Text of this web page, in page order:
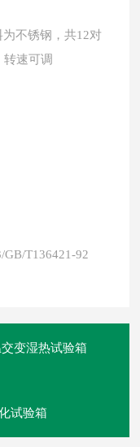
不锈钢，共12对
速可调
GB/T136421-92
变湿热试验箱
试验箱